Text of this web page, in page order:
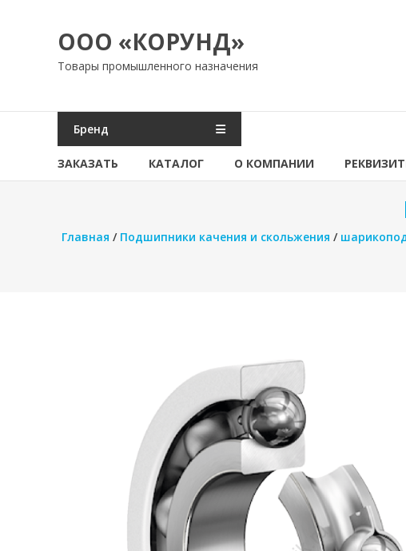
содержимомуООО «КОРУНД»
Товары промышленного назначения
Бренд
ЗАКАЗАТЬ КАТАЛОГ О КОМПАНИИ
Главная / Подшипники качения и скольжения /